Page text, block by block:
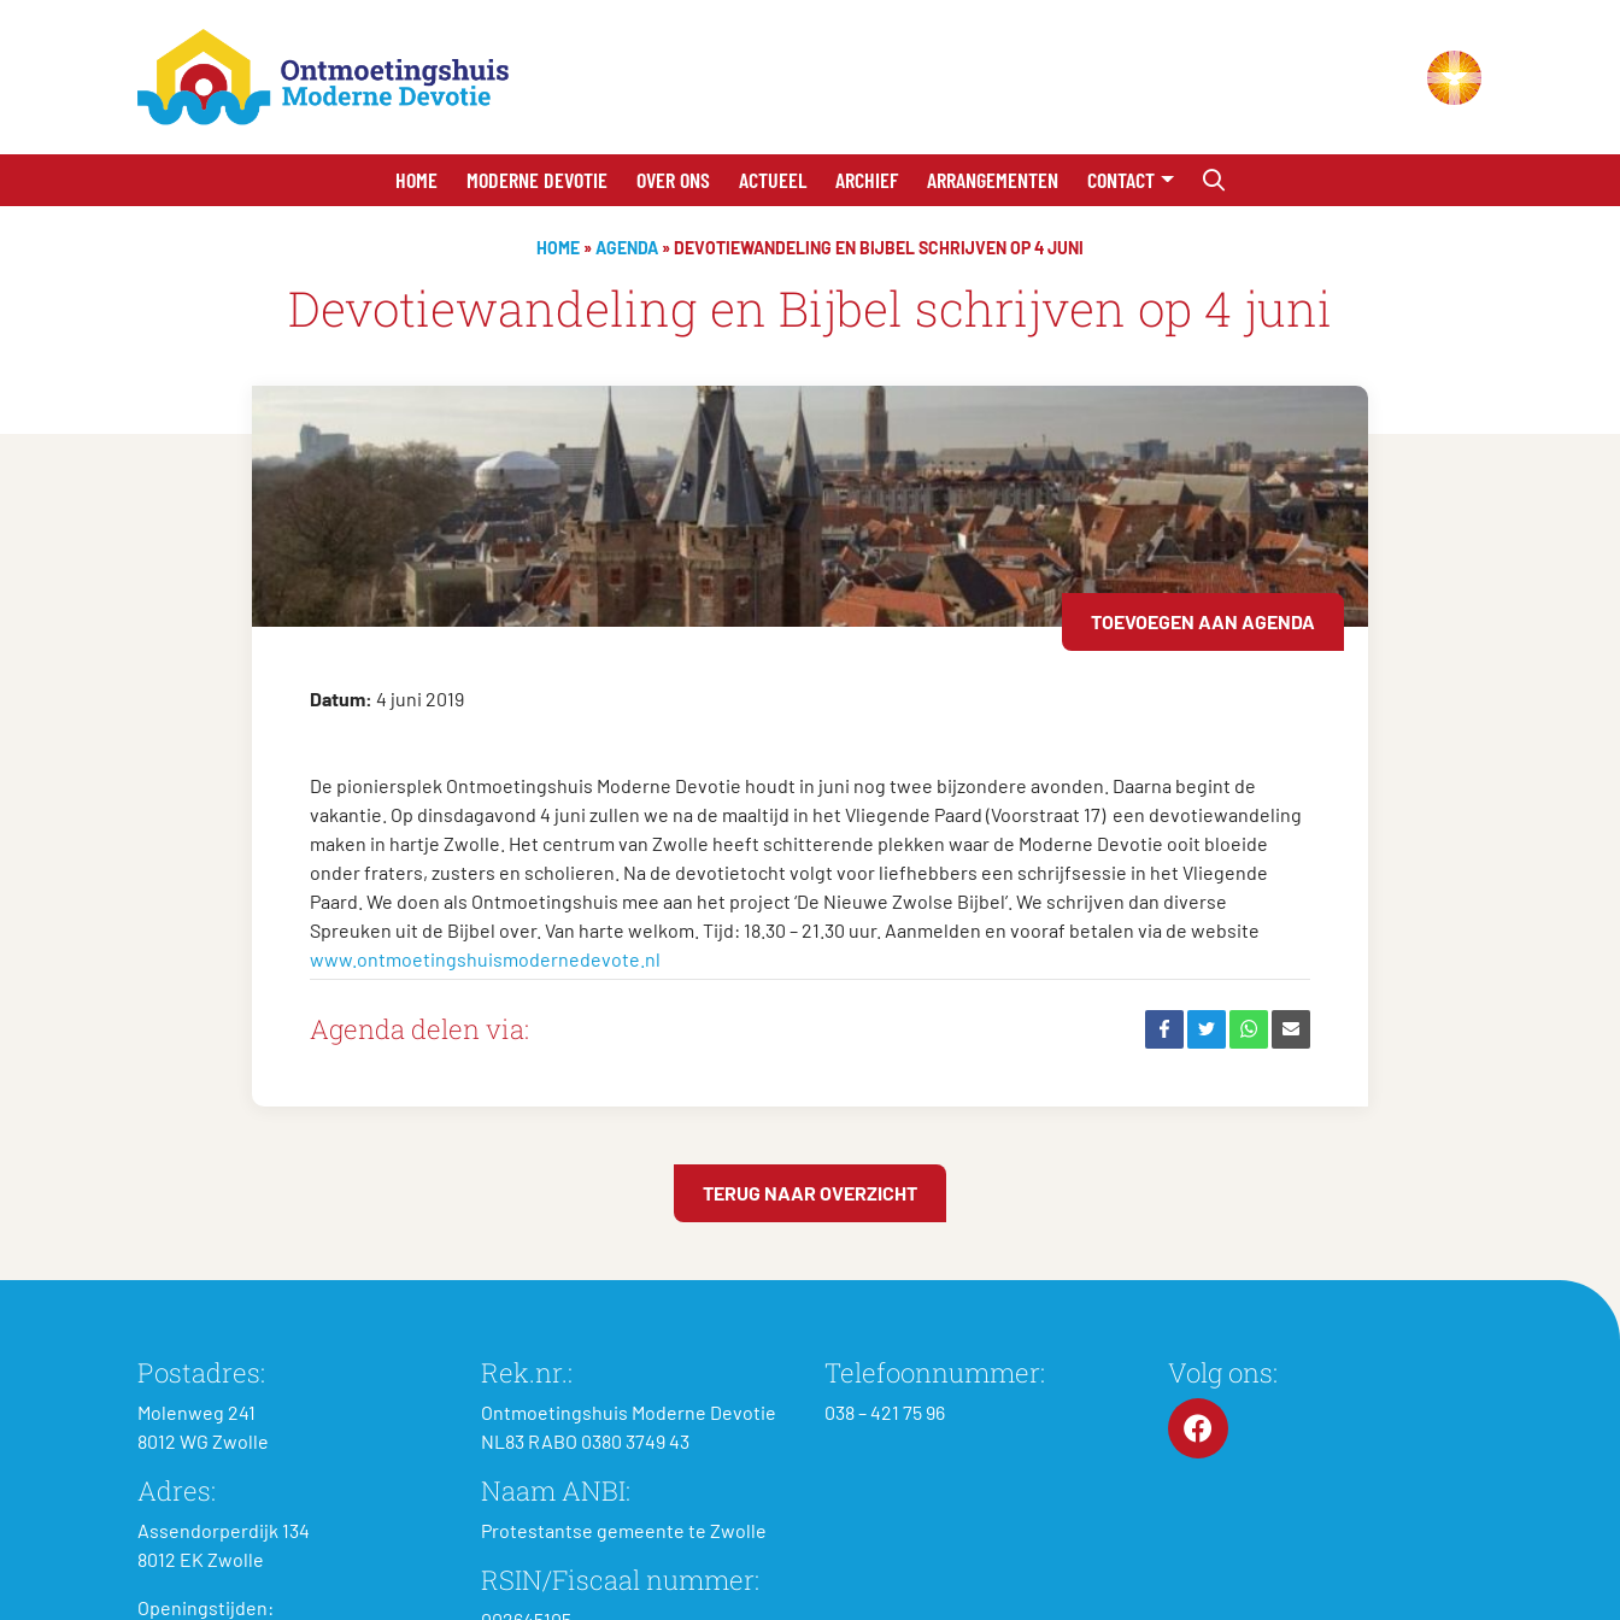
HOME MODERNE DEVOTIE OVER ONS ACTUEEL ARCHIEF ARRANGEMENTEN CONTACT
HOME »AGENDA »DEVOTIEWANDELING EN BIJBEL SCHRIJVEN OP 4 JUNI
Devotiewandeling en Bijbel schrijven op 4 juni
TOEVOEGEN AAN AGENDA
Datum: 4 juni 2019
De pioniersplek Ontmoetingshuis Moderne Devotie houdt in juni nog twee bijzondere avonden. Daarna begint de
vakantie. Op dinsdagavond 4 juni zullen we na de maaltijd in het Vliegende Paard (Voorstraat 17) een devotiewandeling
maken in hartje Zwolle. Het centrum van Zwolle heeft schitterende plekken waar de Moderne Devotie ooit bloeide
onder fraters, zusters en scholieren. Na de devotietocht volgt voor liefhebbers een schrijfsessie in het Vliegende
Paard. We doen als Ontmoetingshuis mee aan het project ‘De Nieuwe Zwolse Bijbel’. We schrijven dan diverse
Spreuken uit de Bijbel over. Van harte welkom. Tijd: 18.30 – 21.30 uur. Aanmelden en vooraf betalen via de website
www.ontmoetingshuismodernedevote.nl
Agenda delen via:
TERUG NAAR OVERZICHT
Postadres:
Molenweg 241
8012 WG Zwolle
Adres:
Assendorperdijk 134
8012 EK Zwolle
Openingstijden:
Rek.nr.:
Ontmoetingshuis Moderne Devotie
NL83 RABO 0380 3749 43
Naam ANBI:
Protestantse gemeente te Zwolle
RSIN/Fiscaal nummer:
Telefoonnummer:
038 – 421 75 96
Volg ons: